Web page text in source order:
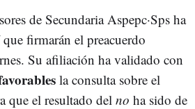
de Secundaria Aspepc·Sps ha
firmarán el preacuerdo
Su afiliación ha validado con
la consulta sobre el
que el resultado del no ha sido de